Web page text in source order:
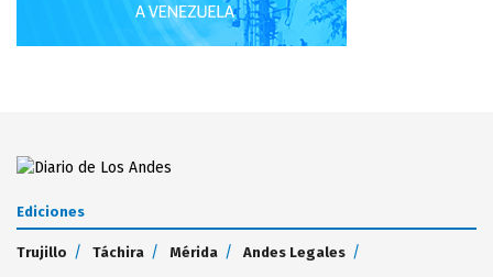
Ediciones
Trujillo Táchira Mérida
Andes Legales